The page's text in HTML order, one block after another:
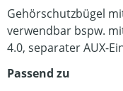
Gehörschutzbügel
verwendbar bspw.
4.0, separater AUX-
Passend zu